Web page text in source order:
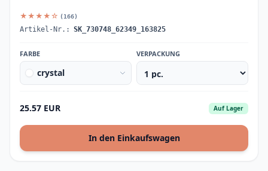
★★★★☆ (166)
Artikel-Nr.: SK_730748_62349_163825
FARBE
crystal
VERPACKUNG
25.57 EUR Auf Lager
In den Einkaufswagen